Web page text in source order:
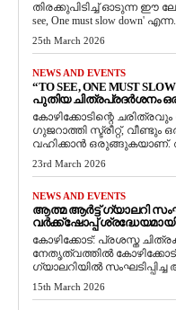
തിരക്കുപിടിച്ച് ഓടുന്ന ഈ
see, One must slow down'
25th March 2026
NEWS AND EVENTS
“TO SEE, ONE MUST
പുതിയ ചിത്രപ്രദർശനം
കോഴിക്കോടിന്റെ
ഗുജറാത്തി സ്ട്രീറ്റ്,
വഹിക്കാൻ ഒരുങ്ങുകയാണ്.
23rd March 2026
NEWS AND EVENTS
ആത്മ ആർട്ട് ഗ്യാലറി
വർക്ക്‌ഷോപ്പ് ശ്രദ്ധേയമായി
കോഴിക്കോട്: പ്രശസ്ത
നേതൃത്വത്തിൽ കോഴിക്കോട്
ഗ്യാലറിയിൽ സംഘടിപ്പിച്ച
15th March 2026